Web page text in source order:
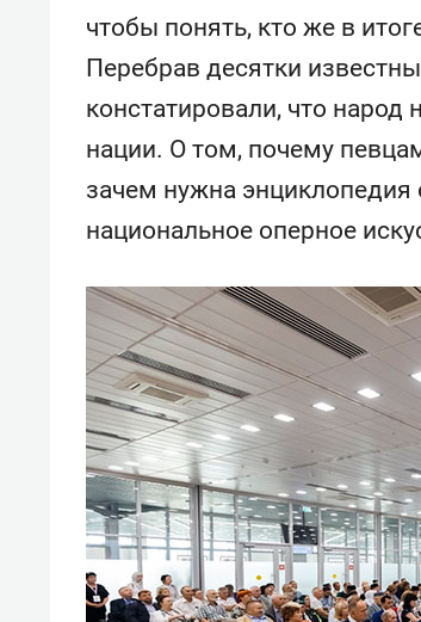
чтобы понять, кто же в
Перебрав десятки
констатировали, что
нации. О том, почему
зачем нужна энциклопедия
национальное оперное